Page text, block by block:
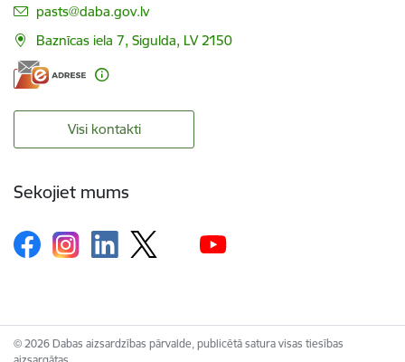
E-pasts:
pasts@daba.gov.lv
Baznīcas iela 7, Sigulda, LV 2150
Visi kontakti
Sekojiet mums
© 2026 Dabas aizsardzības pārvalde, publicētā satura visas tiesības